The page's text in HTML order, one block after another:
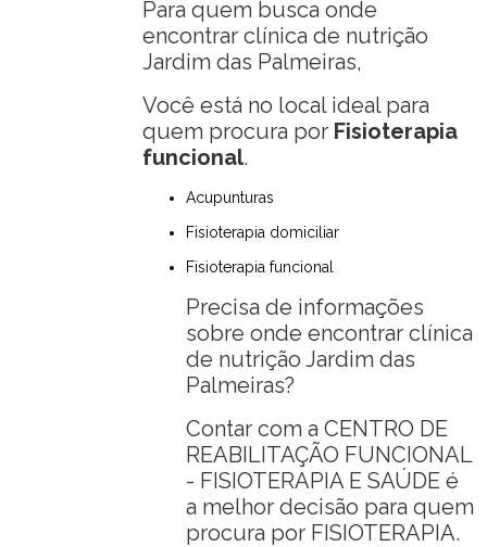
Para quem busca onde
encontrar clínica de nutrição
Jardim das Palmeiras,
Você está no local ideal para
quem procura por Fisioterapia
funcional.
Acupunturas
Fisioterapia domiciliar
Fisioterapia funcional
Precisa de informações
sobre onde encontrar clínica
de nutrição Jardim das
Palmeiras?
Contar com a CENTRO DE
REABILITAÇÃO FUNCIONAL
- FISIOTERAPIA E SAÚDE é
a melhor decisão para quem
procura por FISIOTERAPIA.